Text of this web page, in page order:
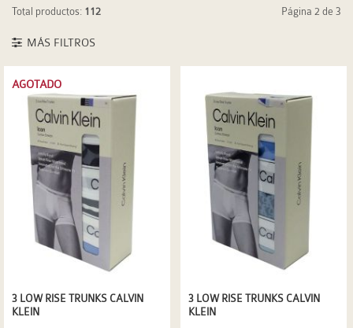
Total productos: 112 Página 2 de 3
MÁS FILTROS
3 LOW RISE TRUNKS CALVIN
KLEIN
AGOTADO
3 LOW RISE TRUNKS CALVIN
KLEIN